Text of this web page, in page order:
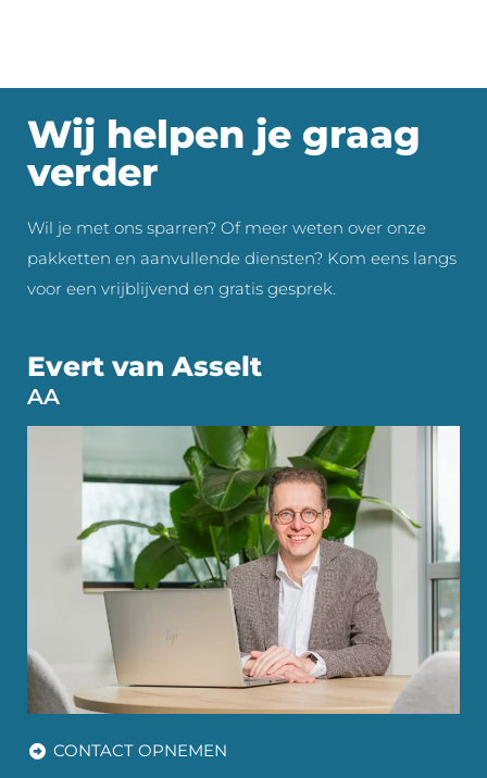
Wij helpen je graag
verder
Wil je met ons sparren? Of meer weten over onze
pakketten en aanvullende diensten? Kom eens langs
voor een vrijblijvend en gratis gesprek.
Evert van Asselt
AA
CONTACT OPNEMEN